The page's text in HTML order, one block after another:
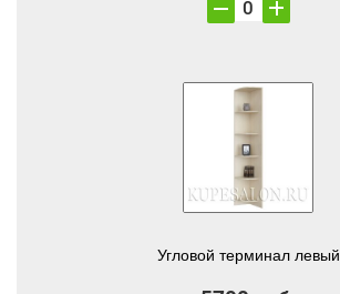
Угловой терминал левый